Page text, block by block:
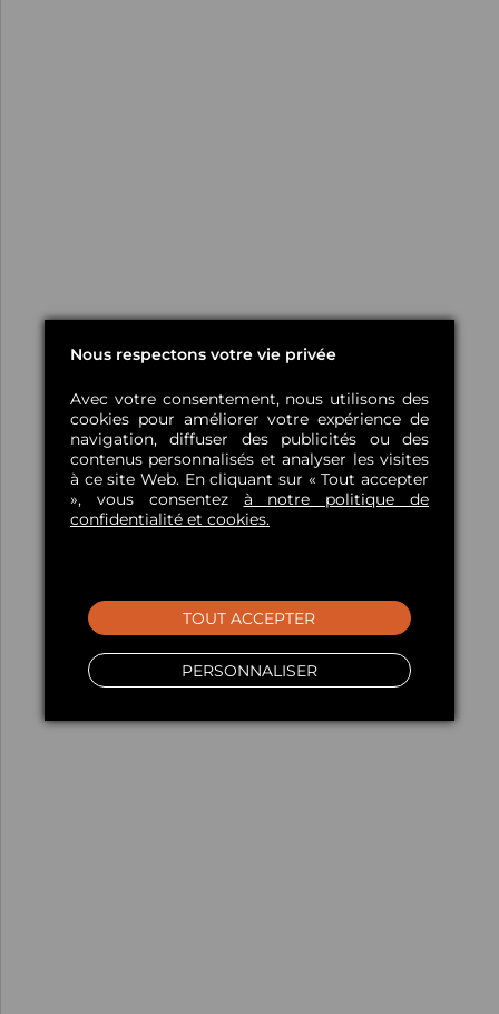
Nous respectons votre vie privée
Avec votre consentement, nous utilisons des
cookies pour améliorer votre expérience de
navigation, diffuser des publicités ou des
contenus personnalisés et analyser les visites
à ce site Web. En cliquant sur « Tout accepter
», vous consentez à notre politique de
confidentialité et cookies.
PERSONNALISER
TOUT ACCEPTER